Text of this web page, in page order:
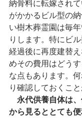
納骨料に転嫁され
がかかるビル型の
い樹木葬霊園は毎
りします。特にビ
経過後に再度建替
めその費用はどう
な点もあります。
り確認しておくこと
永代供養自体は
から見るととても